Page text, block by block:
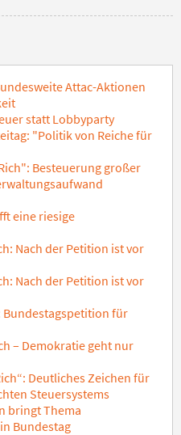
Attac-Aktionen
statt Lobbyparty
"Politik von Reiche für
Besteuerung großer
eine riesige
Nach der Petition ist vor
Nach der Petition ist vor
Bundestagspetition für
– Demokratie geht nur
Deutliches Zeichen für
Steuersystems
bringt Thema
Bundestag